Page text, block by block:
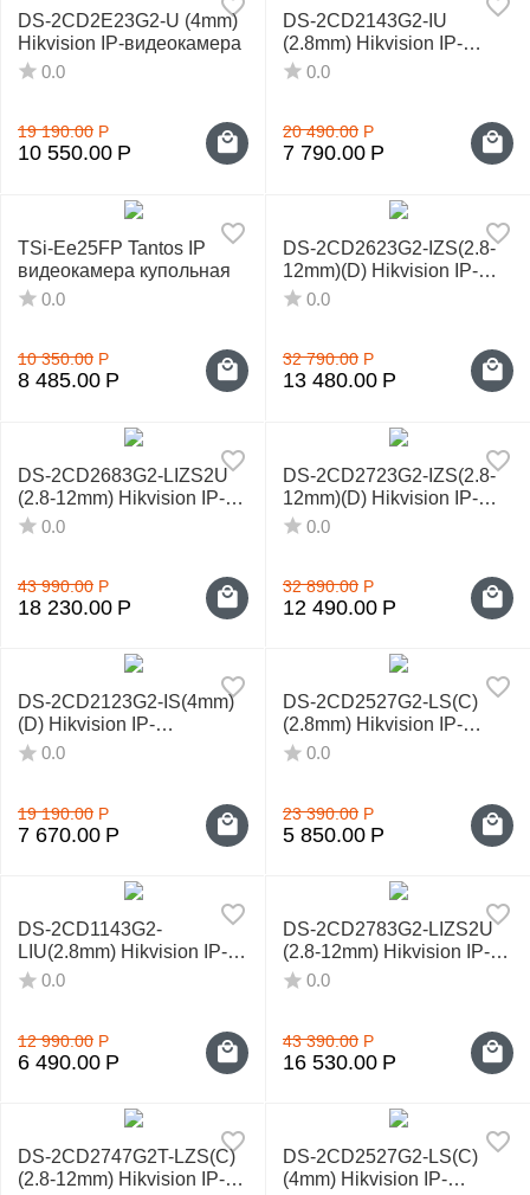
DS-2CD2E23G2-U (4mm)
Hikvision IP-видеокамера
0.0
19 190.00 Р
10 550.00 Р
DS-2CD2143G2-IU
(2.8mm) Hikvision IP-
видеокамера
0.0
20 490.00 Р
7 790.00 Р
TSi-Ee25FP Tantos IP
видеокамера купольная
0.0
10 350.00 Р
8 485.00 Р
DS-2CD2623G2-IZS(2.8-
12mm)(D) Hikvision IP-
видеокамера
0.0
32 790.00 Р
13 480.00 Р
DS-2CD2683G2-LIZS2U
(2.8-12mm) Hikvision IP-
видеокамера
0.0
43 990.00 Р
18 230.00 Р
DS-2CD2723G2-IZS(2.8-
12mm)(D) Hikvision IP-
видеокамера
0.0
32 890.00 Р
12 490.00 Р
DS-2CD2123G2-IS(4mm)
(D) Hikvision IP-
видеокамера
0.0
19 190.00 Р
7 670.00 Р
DS-2CD2527G2-LS(С)
(2.8mm) Hikvision IP-
видеокамера
0.0
23 390.00 Р
5 850.00 Р
DS-2CD1143G2-
LIU(2.8mm) Hikvision IP-
видеокамера
0.0
12 990.00 Р
6 490.00 Р
DS-2CD2783G2-LIZS2U
(2.8-12mm) Hikvision IP-
видеокамера
0.0
43 390.00 Р
16 530.00 Р
DS-2CD2747G2T-LZS(C)
(2.8‑12mm) Hikvision IP-
DS-2CD2527G2-LS(С)
(4mm) Hikvision IP-